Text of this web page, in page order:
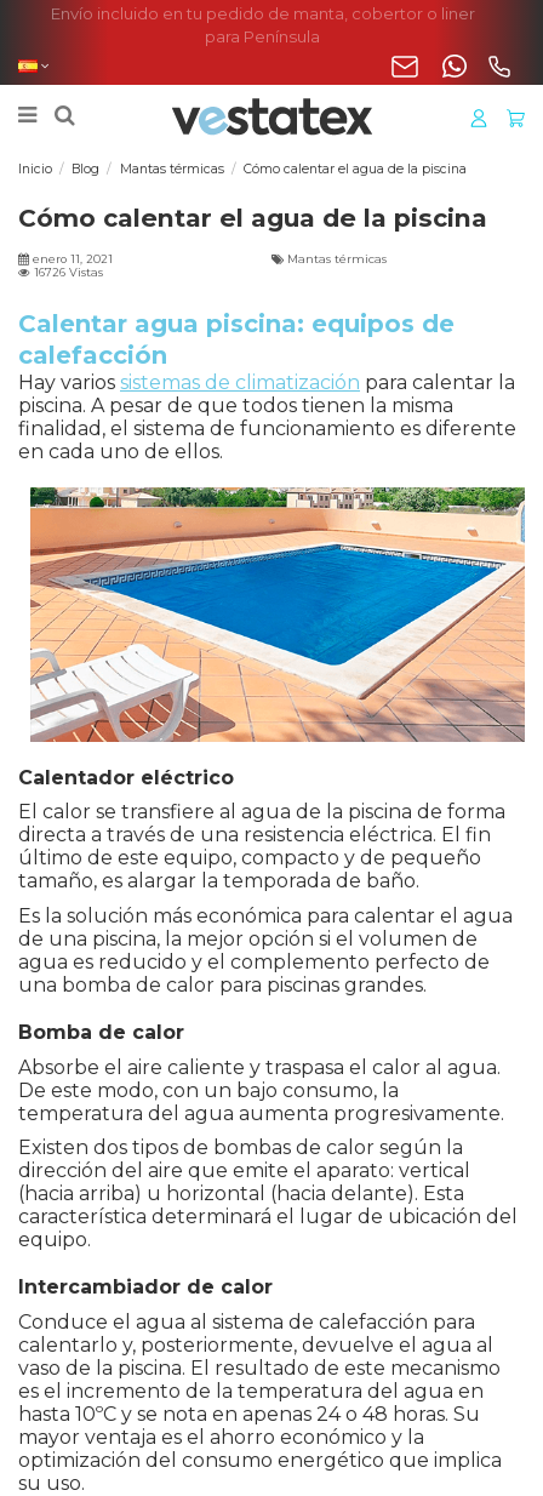
Envío incluido en tu pedido de manta, cobertor o liner
para Península
Inicio Blog Mantas térmicas Cómo calentar el agua de la piscina
Cómo calentar el agua de la piscina
enero 11, 2021
Mantas térmicas
16726 Vistas
Calentar agua piscina: equipos de
calefacción
Hay varios sistemas de climatización para calentar la
piscina. A pesar de que todos tienen la misma
finalidad, el sistema de funcionamiento es diferente
en cada uno de ellos.
Calentador eléctrico
El calor se transfiere al agua de la piscina de forma
directa a través de una resistencia eléctrica. El fin
último de este equipo, compacto y de pequeño
tamaño, es alargar la temporada de baño.
Es la solución más económica para calentar el agua
de una piscina, la mejor opción si el volumen de
agua es reducido y el complemento perfecto de
una bomba de calor para piscinas grandes.
Bomba de calor
Absorbe el aire caliente y traspasa el calor al agua.
De este modo, con un bajo consumo, la
temperatura del agua aumenta progresivamente.
Existen dos tipos de bombas de calor según la
dirección del aire que emite el aparato: vertical
(hacia arriba) u horizontal (hacia delante). Esta
característica determinará el lugar de ubicación del
equipo.
Intercambiador de calor
Conduce el agua al sistema de calefacción para
calentarlo y, posteriormente, devuelve el agua al
vaso de la piscina. El resultado de este mecanismo
es el incremento de la temperatura del agua en
hasta 10ºC y se nota en apenas 24 o 48 horas. Su
mayor ventaja es el ahorro económico y la
optimización del consumo energético que implica
su uso.